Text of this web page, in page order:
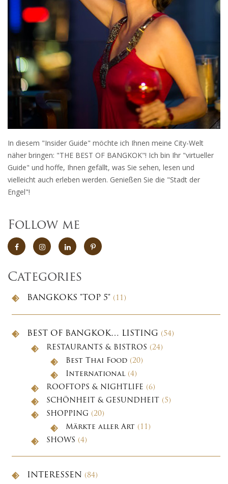
In diesem "Insider Guide" möchte ich Ihnen meine City-Welt
näher bringen: "THE BEST OF BANGKOK"! Ich bin Ihr "virtueller
Guide" und hoffe, Ihnen gefällt, was Sie sehen, lesen und
vielleicht auch erleben werden. Genießen Sie die "Stadt der
Engel"!
Follow me
Categories
BANGKOKS "TOP 5" (11)
BEST OF BANGKOK… LISTING (54)
RESTAURANTS & BISTROS (24)
Best Thai Food (20)
International (4)
ROOFTOPS & NIGHTLIFE (6)
SCHÖNHEIT & GESUNDHEIT (5)
SHOPPING (20)
Märkte aller Art (11)
SHOWS (4)
INTERESSEN (84)